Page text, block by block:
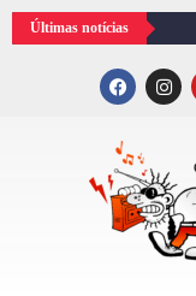
Últimas notícias